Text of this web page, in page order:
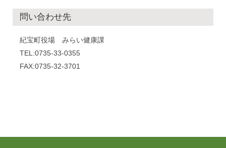
問い合わせ先
紀宝町役場 みらい健康課
TEL:0735-33-0355
FAX:0735-32-3701